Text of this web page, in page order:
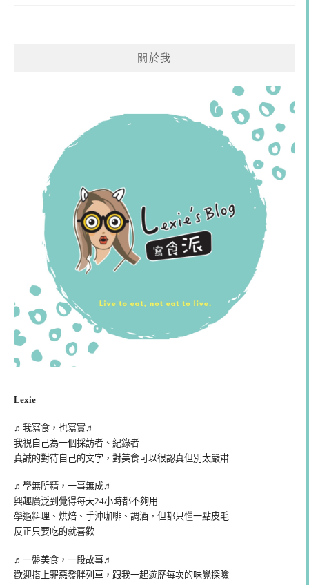
關於我
Lexie
♬我寫食，也寫實♬
我視自己為一個採訪者、紀錄者
真誠的對待自己的文字，對美食可以很認真但別太嚴肅
♬學無所精，一事無成♬
興趣廣泛到覺得每天24小時都不夠用
學過料理、烘焙、手沖咖啡、調酒，但都只懂一點皮毛
反正只要吃的就喜歡
♬一盤美食，一段故事♬
歡迎搭上罪惡發胖列車，跟我一起遊歷每次的味覺探險